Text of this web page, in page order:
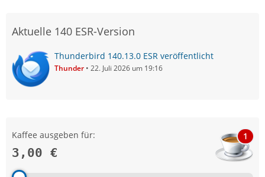
Aktuelle 140 ESR-Version
Thunderbird 140.13.0 ESR veröffentlicht
Thunder 22. Juli 2026 um 19:16
Kaffee ausgeben für:
3,00 €
1